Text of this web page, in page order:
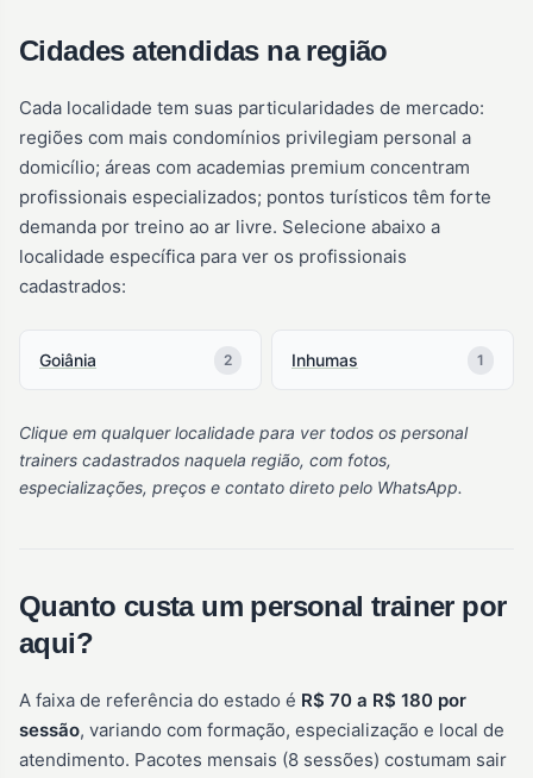
Cidades atendidas na região
Cada localidade tem suas particularidades de mercado:
regiões com mais condomínios privilegiam personal a
domicílio; áreas com academias premium concentram
profissionais especializados; pontos turísticos têm forte
demanda por treino ao ar livre. Selecione abaixo a
localidade específica para ver os profissionais
cadastrados:
Goiânia 2 Inhumas 1
Clique em qualquer localidade para ver todos os personal
trainers cadastrados naquela região, com fotos,
especializações, preços e contato direto pelo WhatsApp.
Quanto custa um personal trainer por
aqui?
A faixa de referência do estado é R$ 70 a R$ 180 por
sessão, variando com formação, especialização e local de
atendimento. Pacotes mensais (8 sessões) costumam sair